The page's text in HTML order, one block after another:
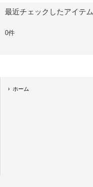
最近チェックしたアイテム
0件
ホーム